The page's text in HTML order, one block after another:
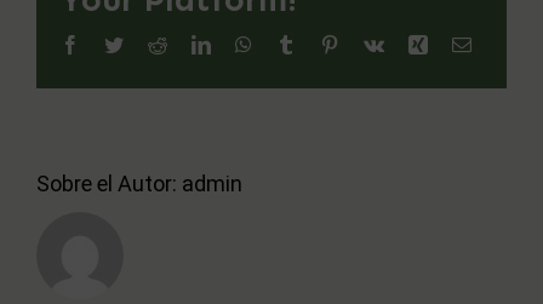
Facebook
TwitterRedditLinkedInWhatsApp
Tumblr Pinterest
Vk Xing Correo
Sobre el Autor: admin